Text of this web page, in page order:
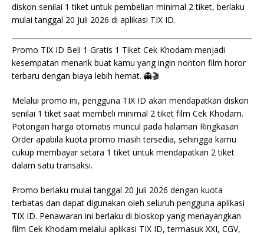
diskon senilai 1 tiket untuk pembelian minimal 2 tiket, berlaku
mulai tanggal 20 Juli 2026 di aplikasi TIX ID.
Promo TIX ID Beli 1 Gratis 1 Tiket Cek Khodam menjadi
kesempatan menarik buat kamu yang ingin nonton film horor
terbaru dengan biaya lebih hemat. 👻🎬
Melalui promo ini, pengguna TIX ID akan mendapatkan diskon
senilai 1 tiket saat membeli minimal 2 tiket film Cek Khodam.
Potongan harga otomatis muncul pada halaman Ringkasan
Order apabila kuota promo masih tersedia, sehingga kamu
cukup membayar setara 1 tiket untuk mendapatkan 2 tiket
dalam satu transaksi.
Promo berlaku mulai tanggal 20 Juli 2026 dengan kuota
terbatas dan dapat digunakan oleh seluruh pengguna aplikasi
TIX ID. Penawaran ini berlaku di bioskop yang menayangkan
film Cek Khodam melalui aplikasi TIX ID, termasuk XXI, CGV,